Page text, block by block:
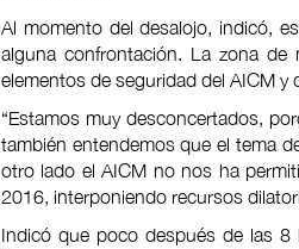
Al momento del desalojo, indicó,
alguna confrontación. La zona de
elementos de seguridad del AICM y
“Estamos muy desconcertados,
también entendemos que el tema
otro lado el AICM no nos ha
2016, interponiendo recursos
Indicó que poco después de las 8